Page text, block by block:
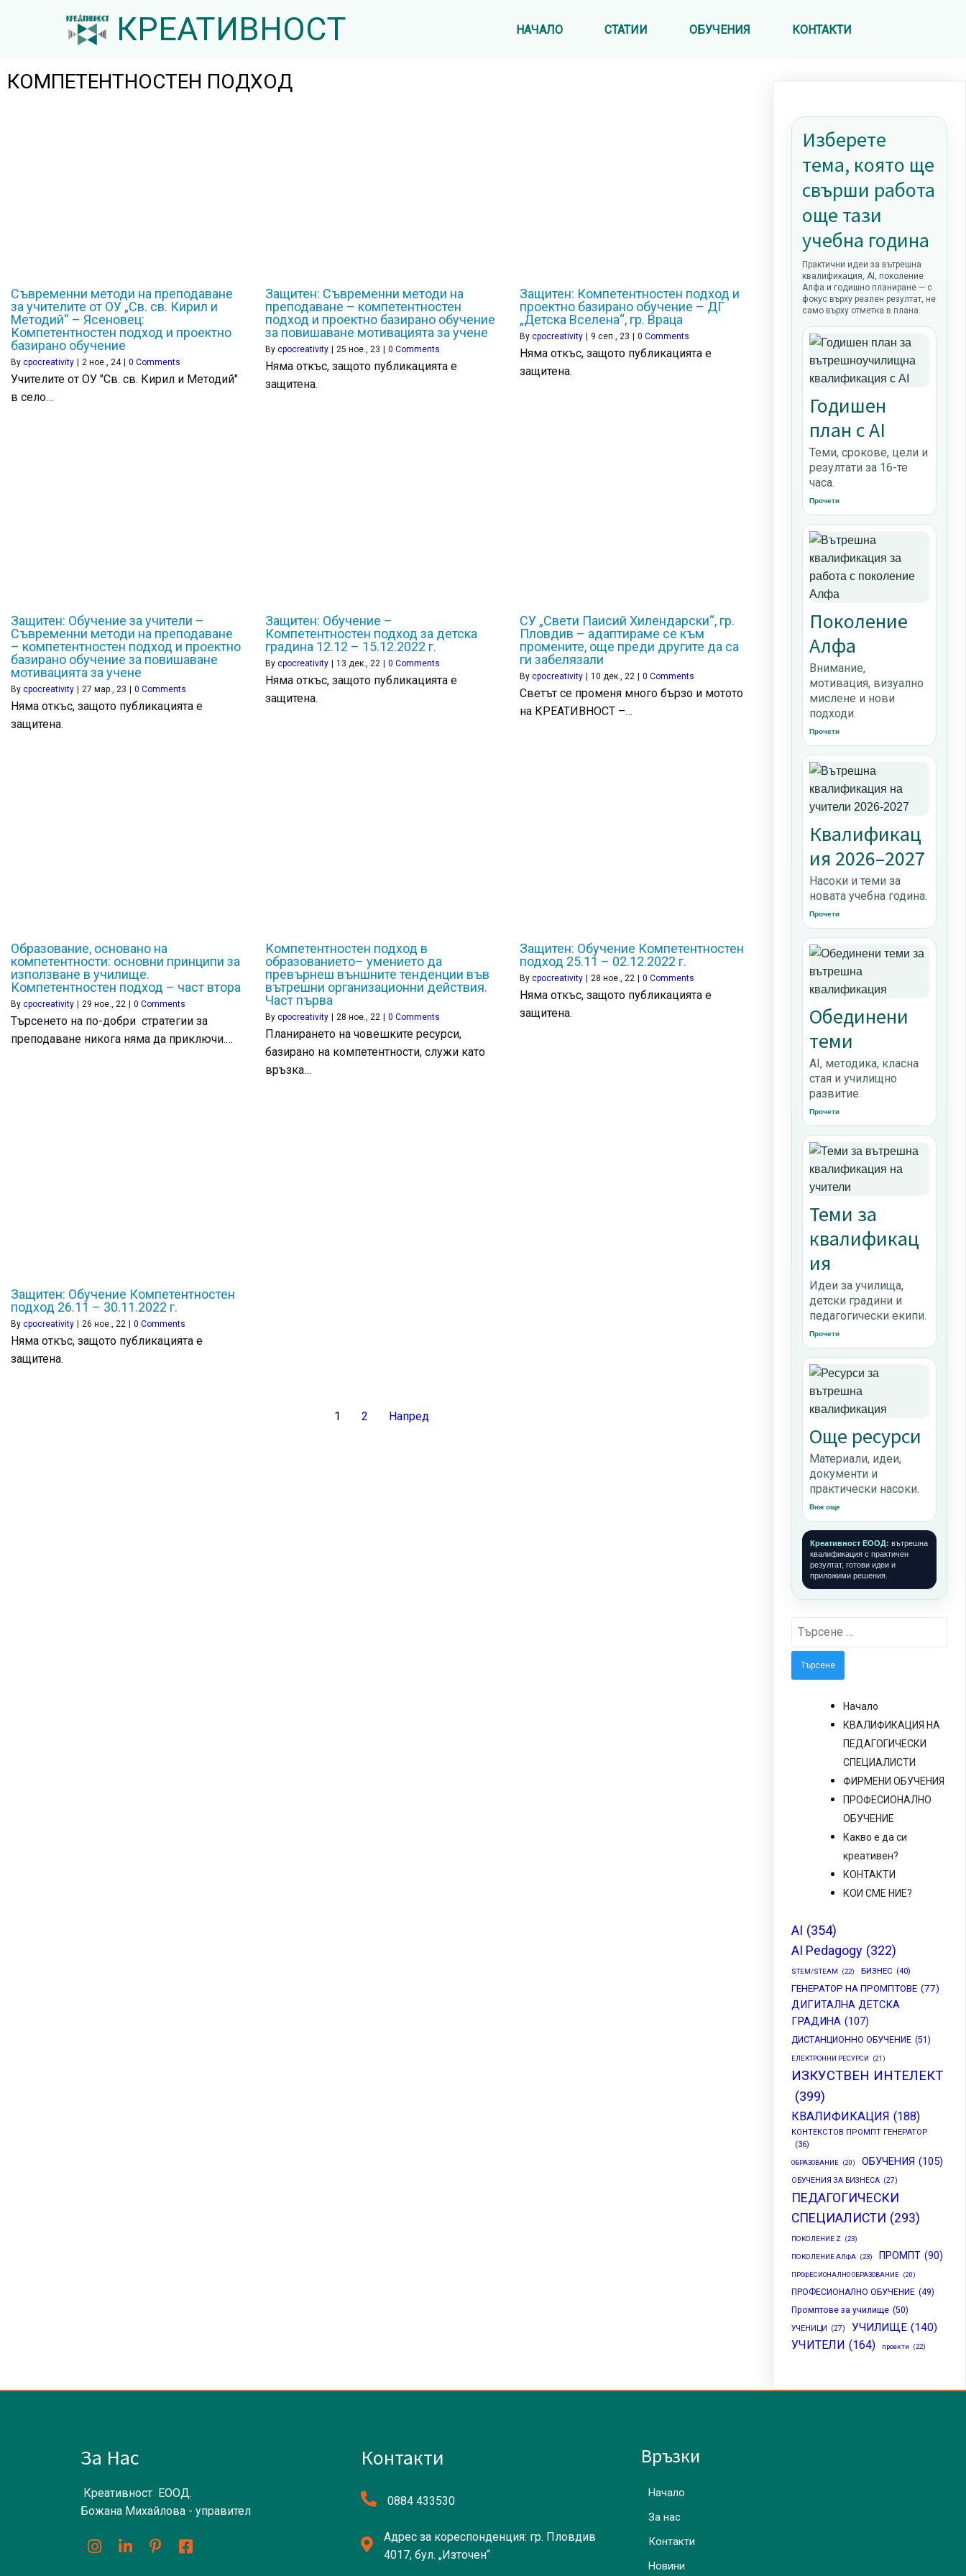
КРЕАТИВНОСТ НАЧАЛО СТАТИИ ОБУЧЕНИЯ КОНТАКТИ
КОМПЕТЕНТНОСТЕН ПОДХОД
Съвременни методи на преподаване
за учителите от ОУ „Св. св. Кирил и
Методий“ – Ясеновец:
Компетентностен подход и проектно
базирано обучение
By cpocreativity | 2 ное., 24 | 0 Comments
Учителите от ОУ "Св. св. Кирил и Методий"
в село…
Защитен: Съвременни методи на
преподаване – компетентностен
подход и проектно базирано обучение
за повишаване мотивацията за учене
By cpocreativity | 25 ное., 23 | 0 Comments
Няма откъс, защото публикацията е
защитена.
Защитен: Компетентностен подход и
проектно базирано обучение – ДГ
„Детска Вселена“, гр. Враца
By cpocreativity | 9 сеп., 23 | 0 Comments
Няма откъс, защото публикацията е
защитена.
Защитен: Обучение за учители –
Съвременни методи на преподаване
– компетентностен подход и проектно
базирано обучение за повишаване
мотивацията за учене
By cpocreativity 27 мар., 23 0 Comments
Няма откъс, защото публикацията е
защитена.
Защитен: Обучение –
Компетентностен подход за детска
градина 12.12 – 15.12.2022 г.
By cpocreativity 13 дек., 22 0 Comments
Няма откъс, защото публикацията е
защитена.
СУ „Свети Паисий Хилендарски“, гр.
Пловдив – адаптираме се към
промените, още преди другите да са
ги забелязали
By cpocreativity 10 дек., 22 0 Comments
Светът се променя много бързо и мотото
на КРЕАТИВНОСТ –…
Образование, основано на
компетентности: основни принципи за
използване в училище.
Компетентностен подход – част втора
By cpocreativity 29 ное., 22 0 Comments
Търсенето на по-добри стратегии за
преподаване никога няма да приключи.…
Компетентностен подход в
образованието– умението да
превърнеш външните тенденции във
вътрешни организационни действия.
Част първа
By cpocreativity 28 ное., 22 0 Comments
Планирането на човешките ресурси,
базирано на компетентности, служи като
връзка…
Защитен: Обучение Компетентностен
подход 25.11 – 02.12.2022 г.
By cpocreativity 28 ное., 22 0 Comments
Няма откъс, защото публикацията е
защитена.
Защитен: Обучение Компетентностен
подход 26.11 – 30.11.2022 г.
By cpocreativity | 26 ное., 22 | 0 Comments
Няма откъс, защото публикацията е
защитена.
1 2 Напред
Изберете
тема, която ще
свърши работа
още тази
учебна година
Практични идеи за вътрешна
квалификация, AI, поколение
Алфа и годишно планиране — с
фокус върху реален резултат, не
само върху отметка в плана.
Годишен
план с AI
Теми, срокове, цели и
резултати за 16-те
часа.
Прочети
Поколение
Алфа
Внимание,
мотивация, визуално
мислене и нови
подходи.
Прочети
Квалификац
ия 2026–2027
Насоки и теми за
новата учебна година.
Прочети
Обединени
теми
AI, методика, класна
стая и училищно
развитие.
Прочети
Теми за
квалификац
ия
Идеи за училища,
детски градини и
педагогически екипи.
Прочети
Още ресурси
Материали, идеи,
документи и
практически насоки.
Виж още
Креативност ЕООД: вътрешна
квалификация с практичен
резултат, готови идеи и
приложими решения.
Търсене
Начало
КВАЛИФИКАЦИЯ НА
ПЕДАГОГИЧЕСКИ
СПЕЦИАЛИСТИ
ФИРМЕНИ ОБУЧЕНИЯ
ПРОФЕСИОНАЛНО
ОБУЧЕНИЕ
Какво е да си
креативен?
КОНТАКТИ
КОИ СМЕ НИЕ?
AI (354)
AI Pedagogy (322)
STEM/STEAM (22) БИЗНЕС (40)
ГЕНЕРАТОР НА ПРОМПТОВЕ (77)
ДИГИТАЛНА ДЕТСКА
ГРАДИНА (107)
ДИСТАНЦИОННО ОБУЧЕНИЕ (51)
ЕЛЕКТРОННИ РЕСУРСИ (21)
ИЗКУСТВЕН ИНТЕЛЕКТ
(399)
КВАЛИФИКАЦИЯ (188)
КОНТЕКСТОВ ПРОМПТ ГЕНЕРАТОР
(36)
ОБРАЗОВАНИЕ (20) ОБУЧЕНИЯ (105)
ОБУЧЕНИЯ ЗА БИЗНЕСА (27)
ПЕДАГОГИЧЕСКИ
СПЕЦИАЛИСТИ (293)
ПОКОЛЕНИЕ Z (23)
ПОКОЛЕНИЕ АЛФА (23) ПРОМПТ (90)
ПРОФЕСИОНАЛНО ОБРАЗОВАНИЕ (20)
ПРОФЕСИОНАЛНО ОБУЧЕНИЕ (49)
Промптове за училище (50)
УЧЕНИЦИ (27) УЧИЛИЩЕ (140)
УЧИТЕЛИ (164) проекти (22)
За Нас
Креативност ЕООД.
Божана Михайлова - управител
Контакти
0884 433530
Адрес за кореспонденция: гр. Пловдив
4017, бул. „Източен“
Връзки
Начало
За нас
Контакти
Новини